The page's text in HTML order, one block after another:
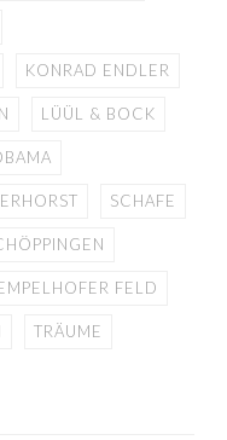
KONRAD ENDLER
LÜÜL & BOCK
SCHAFE
FELD
TRÄUME